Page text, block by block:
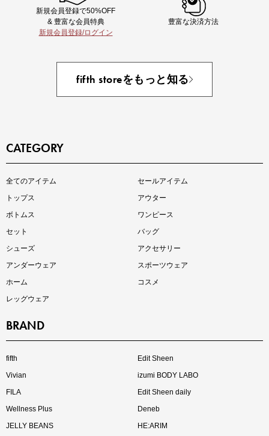
注目の新作が販売開始
インスタライブ【8.7配信】
新規会員登録で50%OFF
& 豊富な会員特典
新規会員登録/ログイン
豊富な決済方法
fifth storeをもっと知る
CATEGORY
全てのアイテム
セールアイテム
トップス
アウター
ボトムス
ワンピース
セット
バッグ
シューズ
アクセサリー
アンダーウェア
スポーツウェア
ホーム
コスメ
レッグウェア
BRAND
fifth
Edit Sheen
Vivian
izumi BODY LABO
FILA
Edit Sheen daily
Wellness Plus
Deneb
JELLY BEANS
HE:ARIM